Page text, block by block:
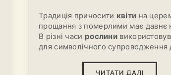
Традиція приносити квіти на
прощання з померлими має давнє
В різні часи рослини
для символічного супроводження
ЧИТАТИ ДАЛІ